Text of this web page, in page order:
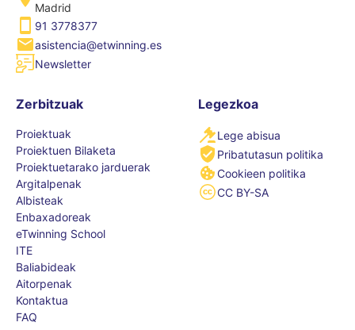
Madrid
91 3778377
asistencia@etwinning.es
Newsletter
Zerbitzuak
Proiektuak
Proiektuen Bilaketa
Proiektuetarako jarduerak
Argitalpenak
Albisteak
Enbaxadoreak
eTwinning School
ITE
Baliabideak
Aitorpenak
Kontaktua
FAQ
Legezkoa
Lege abisua
Pribatutasun politika
Cookieen politika
CC BY-SA